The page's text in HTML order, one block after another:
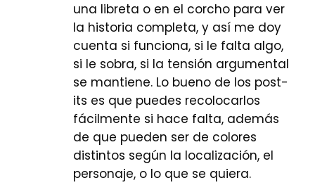
una libreta o en el corcho para ver
la historia completa, y así me doy
cuenta si funciona, si le falta algo,
si le sobra, si la tensión argumental
se mantiene. Lo bueno de los post-
its es que puedes recolocarlos
fácilmente si hace falta, además
de que pueden ser de colores
distintos según la localización, el
personaje, o lo que se quiera.